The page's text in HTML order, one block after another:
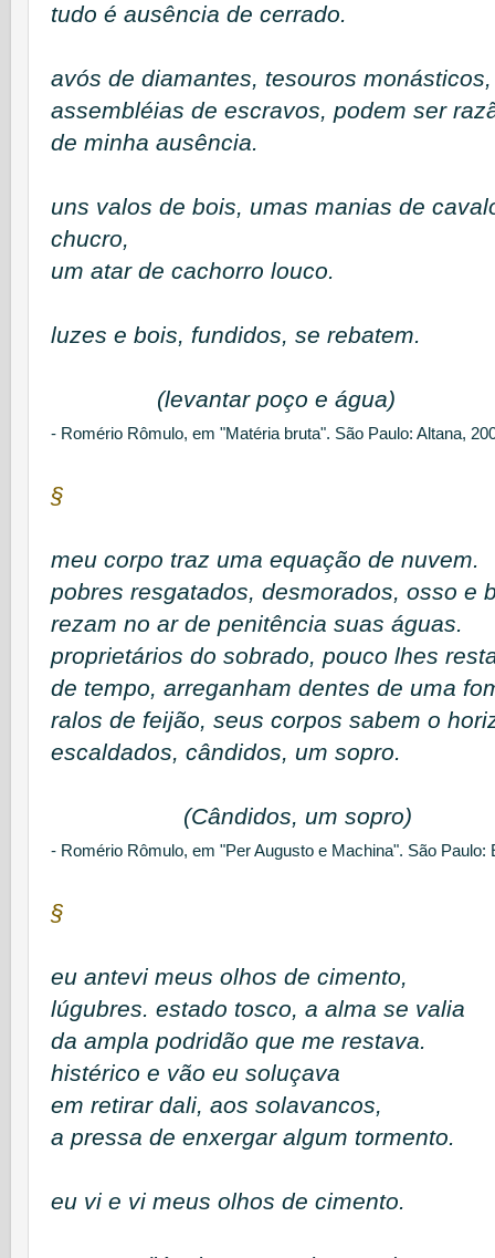
tudo é ausência de cerrado.
avós de diamantes, tesouros monásticos,
assembléias de escravos, podem ser
de minha ausência.
uns valos de bois, umas manias de
chucro,
um atar de cachorro louco.
luzes e bois, fundidos, se rebatem.
(levantar poço e água)
- Romério Rômulo, em "Matéria bruta". São Paulo: Altana,
§
meu corpo traz uma equação de nuvem.
pobres resgatados, desmorados, osso e
rezam no ar de penitência suas águas.
proprietários do sobrado, pouco lhes
de tempo, arreganham dentes de uma
ralos de feijão, seus corpos sabem o
escaldados, cândidos, um sopro.
(Cândidos, um sopro)
- Romério Rômulo, em "Per Augusto e Machina". São Paulo:
§
eu antevi meus olhos de cimento,
lúgubres. estado tosco, a alma se valia
da ampla podridão que me restava.
histérico e vão eu soluçava
em retirar dali, aos solavancos,
a pressa de enxergar algum tormento.
eu vi e vi meus olhos de cimento.